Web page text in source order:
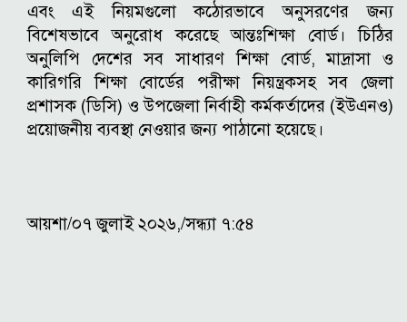
এবং এই নিয়মগুলো কঠোরভাবে অনুসরণের জন্য
বিশেষভাবে অনুরোধ করেছে আন্তঃশিক্ষা বোর্ড।চিঠির
অনুলিপি দেশের সব সাধারণ শিক্ষা বোর্ড, মাদ্রাসা ও
কারিগরি শিক্ষা বোর্ডের পরীক্ষা নিয়ন্ত্রকসহ সব জেলা
প্রশাসক (ডিসি) ও উপজেলা নির্বাহী কর্মকর্তাদের (ইউএনও)
প্রয়োজনীয় ব্যবস্থা নেওয়ার জন্য পাঠানো হয়েছে।
আয়শা/০৭ জুলাই ২০২৬,/সন্ধ্যা ৭:৫৪